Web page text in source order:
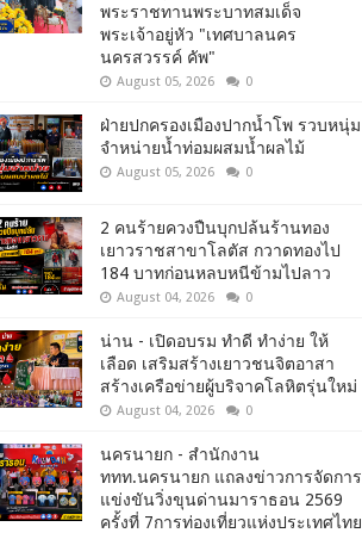
พระราชทานพระบาทสมเด็จ
พระเจ้าอยู่หัว "เทศบาลนคร
นครสวรรค์ คัพ"
August 05, 2026 0
ฝ่ายปกครองเมืองปากน้ำโพ รวบหนุ่ม
จำหน่ายน้ำท่อมผสมน้ำผลไม้
August 05, 2026 0
2 คนร้ายควงปืนบุกปล้นร้านทอง
เยาวราชสาขาโลตัส กวาดทองไป
184 บาทก่อนหลบหนีข้ามไปลาว
August 04, 2026 0
น่าน - เปิดอบรม ทำดี ทำง่าย ให้
เลือด เสริมสร้างเยาวชนจิตอาสา
สร้างเครือข่ายผู้บริจาคโลหิตรุ่นใหม่
August 04, 2026 0
นครนายก - สำนักงาน
ททท.นครนายก แถลงข่าวการจัดการ
แข่งขันวิ่งขุนด่านมาราธอน 2569
ครั้งที่ 7การท่องเที่ยวแห่งประเทศไทย